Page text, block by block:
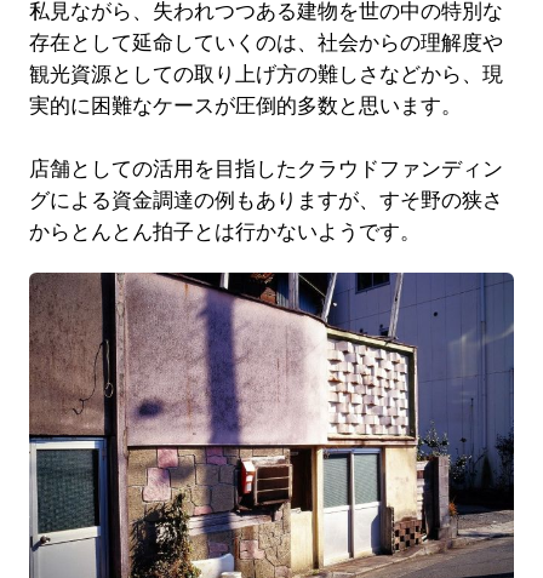
私見ながら、失われつつある建物を世の中の特別な
存在として延命していくのは、社会からの理解度や
観光資源としての取り上げ方の難しさなどから、現
実的に困難なケースが圧倒的多数と思います。
店舗としての活用を目指したクラウドファンディン
グによる資金調達の例もありますが、すそ野の狭さ
からとんとん拍子とは行かないようです。